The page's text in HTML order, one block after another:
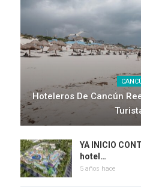
Hoteleros De Cancún
YA INICIO
hotel…
5 años hace